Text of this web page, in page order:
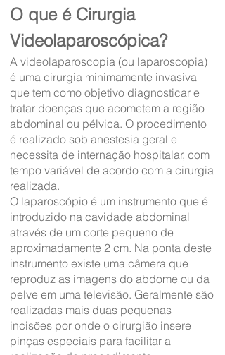
O que é Cirurgia
Videolaparoscópica?
A videolaparoscopia (ou laparoscopia)
é uma cirurgia minimamente invasiva
que tem como objetivo diagnosticar e
tratar doenças que acometem a região
abdominal ou pélvica. O procedimento
é realizado sob anestesia geral e
necessita de internação hospitalar, com
tempo variável de acordo com a cirurgia
realizada.
O laparoscópio é um instrumento que é
introduzido na cavidade abdominal
através de um corte pequeno de
aproximadamente 2 cm. Na ponta deste
instrumento existe uma câmera que
reproduz as imagens do abdome ou da
pelve em uma televisão. Geralmente são
realizadas mais duas pequenas
incisões por onde o cirurgião insere
pinças especiais para facilitar a